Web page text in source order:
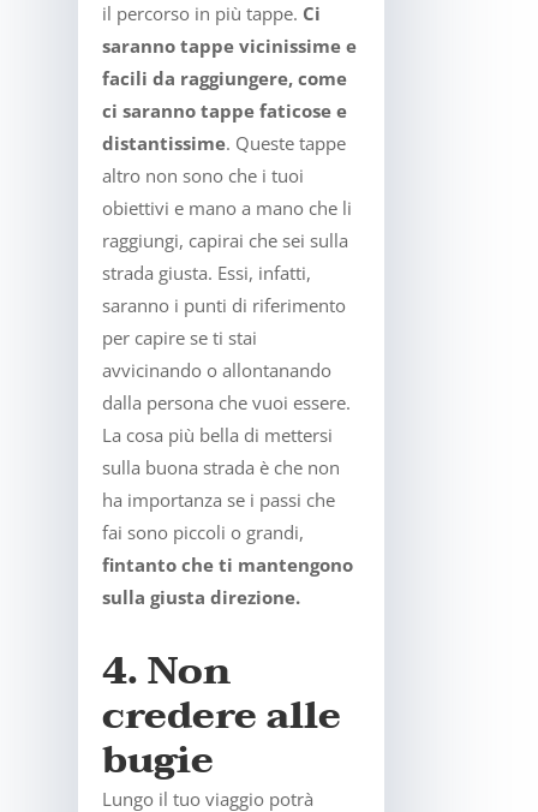
il percorso in più tappe. Ci
saranno tappe vicinissime e
facili da raggiungere, come
ci saranno tappe faticose e
distantissime. Queste tappe
altro non sono che i tuoi
obiettivi e mano a mano che li
raggiungi, capirai che sei sulla
strada giusta. Essi, infatti,
saranno i punti di riferimento
per capire se ti stai
avvicinando o allontanando
dalla persona che vuoi essere.
La cosa più bella di mettersi
sulla buona strada è che non
ha importanza se i passi che
fai sono piccoli o grandi,
fintanto che ti mantengono
sulla giusta direzione.
4. Non
credere alle
bugie
Lungo il tuo viaggio potrà